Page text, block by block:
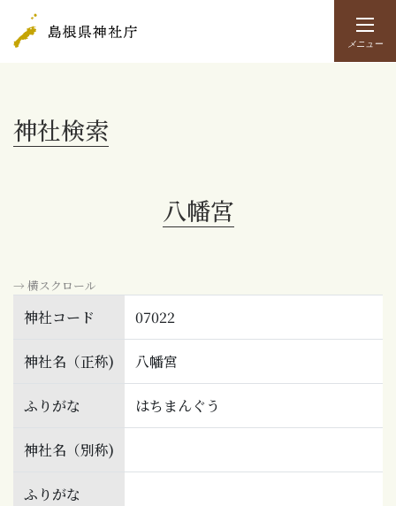
メニュー
神社検索
八幡宮
→ 横スクロール
神社コード 07022
神社名（正称) 八幡宮
ふりがな はちまんぐう
神社名（別称)
ふりがな